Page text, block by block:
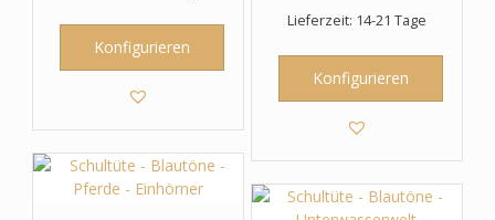
Konfigurieren
Lieferzeit: 14-21 Tage
Konfigurieren